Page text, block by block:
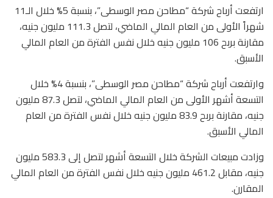
ارتفعت أرباح شركة “مطاحن مصر الوسطى”، بنسبة 5% خلال الـ11
شهراً الأولى من العام المالي الماضي، لتصل 111.3 مليون جنيه،
مقارنة بربح 106 مليون جنيه خلال نفس الفترة من العام المالي
الأسبق.
وارتفعت أرباح شركة “مطاحن مصر الوسطى”، بنسبة 4% خلال
التسعة أشهر الأولى من العام المالي الماضي، لتصل 87.3 مليون
جنيه، مقارنة بربح 83.9 مليون جنيه خلال نفس الفترة من العام
المالي الأسبق.
وزادت مبيعات الشركة خلال التسعة أشهر لتصل إلى 583.3 مليون
جنيه، مقابل 461.2 مليون جنيه خلال نفس الفترة من العام المالي
المقارن.